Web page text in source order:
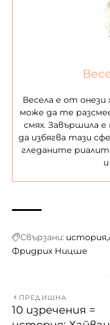
Весела е от онези
може да те
смях. Завършила е
да избягва тази
гледаните
Свързани: история
Фридрих Ницше
ПРЕДИШНА
10 изречения =